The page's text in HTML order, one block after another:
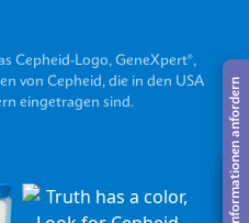
Informationen anfordern
Cepheid-Logo, GeneXpert®,
von Cepheid, die in den USA
eingetragen sind.